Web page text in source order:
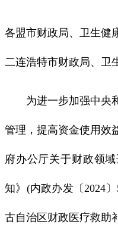
各盟市财政局、卫生健
二连浩特市财政局、卫
为进一步加强中央和
管理，提高资金使用效
府办公厅关于财政领
知》(内政办发〔2024
古自治区财政医疗救助